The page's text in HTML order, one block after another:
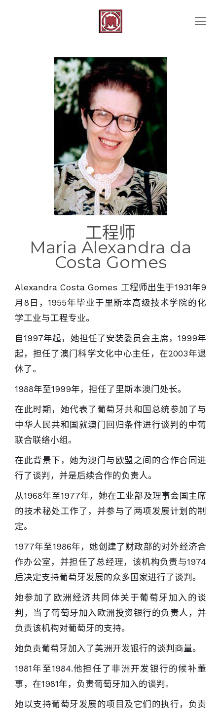
工程师
Maria Alexandra da
Costa Gomes
Alexandra Costa Gomes 工程师出生于1931年9
月8日，1955年毕业于里斯本高级技术学院的化
学工业与工程专业。
自1997年起，她担任了安装委员会主席，1999年
起，担任了澳门科学文化中心主任，在2003年退
休了。
1988年至1999年，担任了里斯本澳门处长。
在此时期，她代表了葡萄牙共和国总统参加了与
中华人民共和国就澳门回归条件进行谈判的中葡
联合联络小组。
在此背景下，她为澳门与欧盟之间的合作合同进
行了谈判，并是后续合作的负责人。
从1968年至1977年，她在工业部及理事会国主席
的技术秘处工作了，并参与了两项发展计划的制
定。
1977年至1986年，她创建了财政部的对外经济合
作办公室，并担任了总经理，该机构负责与1974
后决定支持葡萄牙发展的众多国家进行了谈判。
她参加了欧洲经济共同体关于葡萄牙加入的谈
判，当了葡萄牙加入欧洲投资银行的负责人，并
负责该机构对葡萄牙的支持。
她负责葡萄牙加入了美洲开发银行的谈判商量。
1981年至1984.他担任了非洲开发银行的候补董
事，在1981年，负责葡萄牙加入的谈判。
她以支持葡萄牙发展的项目及它们的执行，负责